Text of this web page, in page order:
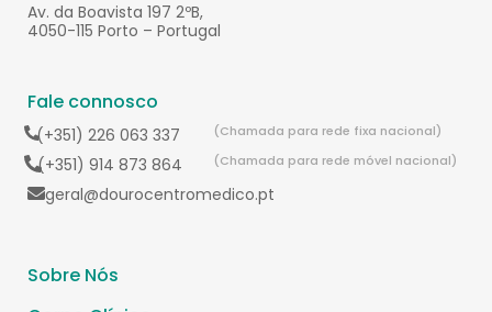
Av. da Boavista 197 2ºB,
4050-115 Porto – Portugal
Fale connosco
(+351) 226 063 337 (Chamada para rede fixa nacional)
(+351) 914 873 864 (Chamada para rede móvel nacional)
geral@dourocentromedico.pt
Sobre Nós